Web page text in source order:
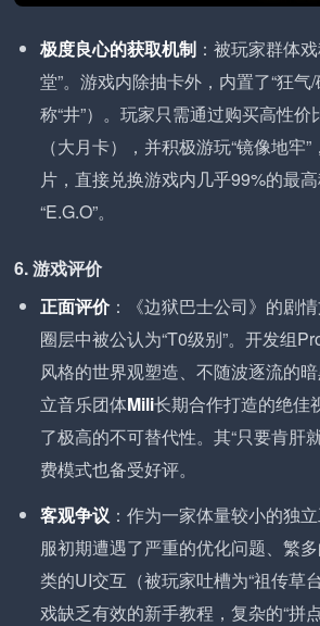
极度良心的获取机制 ：被玩家群体
堂”。游戏内除抽卡外，内置了“狂气
称“井”）。玩家只需通过购买高性价
（大月卡），并积极游玩“镜像地牢
片，直接兑换游戏内几乎99%的最高
“E.G.O”。
6. 游戏评价
正面评价：《边狱巴士公司》的剧
圈层中被公认为“T0级别”。开发组
风格的世界观塑造、不随波逐流的
立音乐团体Mili长期合作打造的绝佳
了极高的不可替代性。其“只要肯肝
费模式也备受好评。
客观争议 ：作为一家体量较小的独
服初期遭遇了严重的优化问题、繁
类的UI交互（被玩家吐槽为“祖传草
戏缺乏有效的新手教程，复杂的“拼